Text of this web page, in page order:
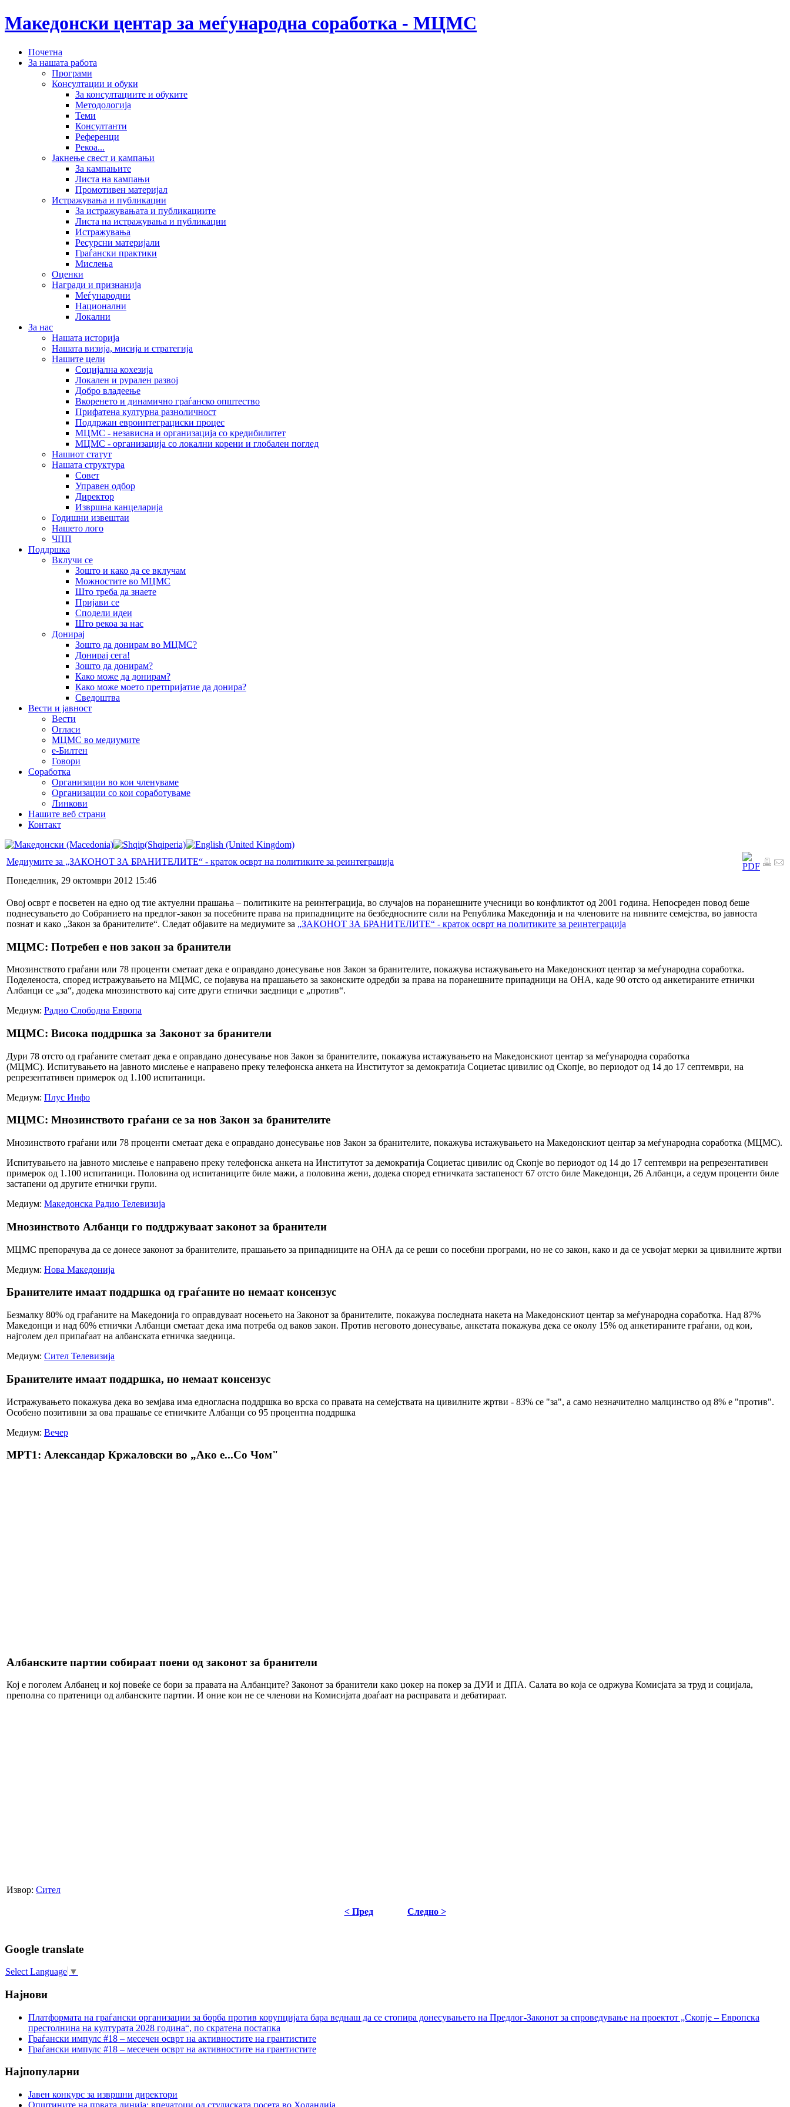
Македонски центар за меѓународна соработка - МЦМС
Почетна
За нашата работа
Програми
Консултации и обуки
За консултациите и обуките
Методологија
Теми
Консултанти
Референци
Рекоа...
Јакнење свест и кампањи
За кампањите
Листа на кампањи
Промотивен материјал
Истражувања и публикации
За истражувањата и публикациите
Листа на истражувања и публикации
Истражувања
Ресурсни материјали
Граѓански практики
Мислења
Оценки
Награди и признанија
Меѓународни
Национални
Локални
За нас
Нашата историја
Нашата визија, мисија и стратегија
Нашите цели
Социјална кохезија
Локален и рурален развој
Добро владеење
Вкоренето и динамично граѓанско општество
Прифатена културна разноличност
Поддржан евроинтеграциски процес
МЦМС - независна и организација со кредибилитет
МЦМС - организација со локални корени и глобален поглед
Нашиот статут
Нашата структура
Совет
Управен одбор
Директор
Извршна канцеларија
Годишни извештаи
Нашето лого
ЧПП
Поддршка
Вклучи се
Зошто и како да се вклучам
Можностите во МЦМС
Што треба да знаете
Пријави се
Сподели идеи
Што рекоа за нас
Донирај
Зошто да донирам во МЦМС?
Донирај сега!
Зошто да донирам?
Како може да донирам?
Како може моето претпријатие да донира?
Сведоштва
Вести и јавност
Вести
Огласи
МЦМС во медиумите
е-Билтен
Говори
Соработка
Организации во кои членуваме
Организации со кои соработуваме
Линкови
Нашите веб страни
Контакт
Медиумите за „ЗАКОНОТ ЗА БРАНИТЕЛИТЕ“ - краток осврт на политиките за реинтеграција
Понеделник, 29 октомври 2012 15:46
Овој осврт е посветен на едно од тие актуелни прашања – политиките на реинтеграција, во случајов на поранешните учесници во конфликтот од 2001 година. Непосреден повод беше
поднесувањето до Собранието на предлог-закон за посебните права на припадниците на безбедносните сили на Република Македонија и на членовите на нивните семејства, во јавноста
познат и како „Закон за бранителите“. Следат објавите на медиумите за „ЗАКОНОТ ЗА БРАНИТЕЛИТЕ“ - краток осврт на политиките за реинтеграција
МЦМС: Потребен е нов закон за бранители
Мнозинството граѓани или 78 проценти сметаат дека е оправдано донесување нов Закон за бранителите, покажува истажувањето на Македонскиот центар за меѓународна соработка.
Поделеноста, според истражувањето на МЦМС, се појавува на прашањето за законските одредби за права на поранешните припадници на ОНА, каде 90 отсто од анкетираните етнички
Албанци се „за“, додека мнозинството кај сите други етнички заедници е „против“.
Медиум: Радио Слободна Европа
МЦМС: Висока поддршка за Законот за бранители
Дури 78 отсто од граѓаните сметаат дека е оправдано донесување нов Закон за бранителите, покажува истажувањето на Македонскиот центар за меѓународна соработка
(МЦМС). Испитувањето на јавното мислење е направено преку телефонска анкета на Институтот за демократија Социетас цивилис од Скопје, во периодот од 14 до 17 септември, на
репрезентативен примерок од 1.100 испитаници.
Медиум: Плус Инфо
МЦМС: Мнозинството граѓани се за нов Закон за бранителите
Мнозинството граѓани или 78 проценти сметаат дека е оправдано донесување нов Закон за бранителите, покажува истажувањето на Македонскиот центар за меѓународна соработка (МЦМС).
Испитувањето на јавното мислење е направено преку телефонска анкета на Институтот за демократија Социетас цивилис од Скопје во периодот од 14 до 17 септември на репрезентативен
примерок од 1.100 испитаници. Половина од испитаниците биле мажи, а половина жени, додека според етничката застапеност 67 отсто биле Македонци, 26 Албанци, а седум проценти биле
застапени од другите етнички групи.
Медиум: Македонска Радио Телевизија
Мнозинството Албанци го поддржуваат законот за бранители
МЦМС препорачува да се донесе законот за бранителите, прашањето за припадниците на ОНА да се реши со посебни програми, но не со закон, како и да се усвојат мерки за цивилните жртви
Медиум: Нова Македонија
Бранителите имаат поддршка од граѓаните но немаат консензус
Безмалку 80% од граѓаните на Македонија го оправдуваат носењето на Законот за бранителите, покажува последната накета на Македонскиот центар за меѓународна соработка. Над 87%
Македонци и над 60% етнички Албанци сметаат дека има потреба од ваков закон. Против неговото донесување, анкетата покажува дека се околу 15% од анкетираните граѓани, од кои,
најголем дел припаѓаат на албанската етничка заедница.
Медиум: Сител Телевизија
Бранителите имаат поддршка, но немаат консензус
Истражувањето покажува дека во земјава има едногласна поддршка во врска со правата на семејствата на цивилните жртви - 83% се "за", а само незначително малцинство од 8% е "против".
Особено позитивни за ова прашање се етничките Албанци со 95 процентна поддршка
Медиум: Вечер
МРТ1: Александар Кржаловски во „Ако е...Со Чом"
Албанските партии собираат поени од законот за бранители
Кој е поголем Албанец и кој повеќе се бори за правата на Албанците? Законот за бранители како џокер на покер за ДУИ и ДПА. Салата во која се одржува Комисјата за труд и социјала,
преполна со пратеници од албанските партии. И оние кои не се членови на Комисијата доаѓаат на расправата и дебатираат.
Извор: Сител
< Пред Следно >
Google translate
Select Language ▼
Најнови
Платформата на граѓански организации за борба против корупцијата бара веднаш да се стопира донесувањето на Предлог-Законот за спроведување на проектот „Скопје – Европска
престолнина на културата 2028 година“, по скратена постапка
Граѓански импулс #18 – месечен осврт на активностите на грантистите
Граѓански импулс #18 – месечен осврт на активностите на грантистите
Најпопуларни
Јавен конкурс за извршни директори